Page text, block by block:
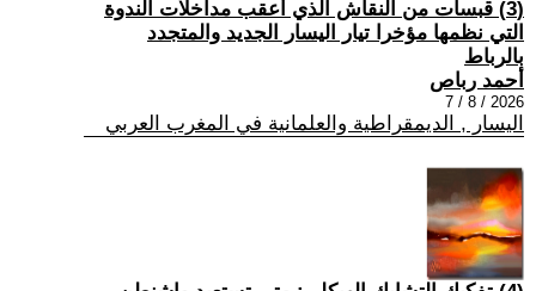
(3) قبسات من النقاش الذي أعقب مداخلات الندوة
التي نظمها مؤخرا تيار اليسار الجديد والمتجدد
بالرباط
أحمد رباص
2026 / 8 / 7
اليسار , الديمقراطية والعلمانية في المغرب العربي